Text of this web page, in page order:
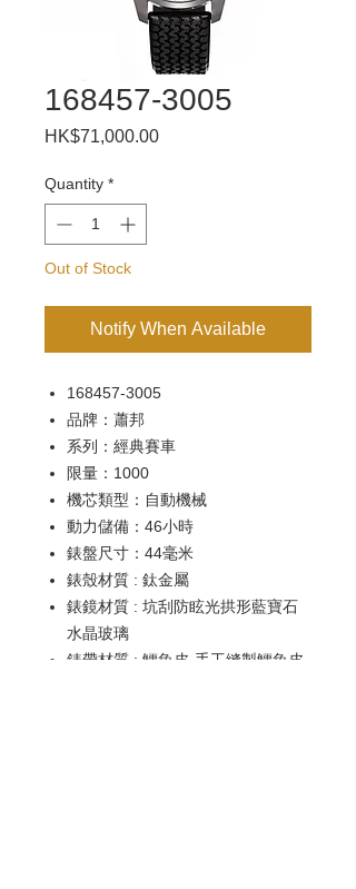
168457-3005
HK$71,000.00Price
Quantity *
Out of Stock
Notify When Available
168457-3005
品牌：蕭邦
系列：經典賽車
限量：1000
機芯類型：自動機械
動力儲備：46小時
錶盤尺寸：44毫米
錶殼材質 : 鈦金屬
錶鏡材質 : 坑刮防眩光拱形藍寶石
水晶玻璃
錶帶材質 : 鱷魚皮-手工縫製鱷魚皮